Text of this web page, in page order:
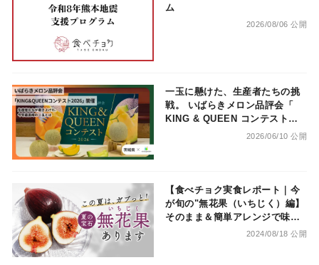
ム
2026/08/06 公開
一玉に懸けた、生産者たちの挑
戦。 いばらきメロン品評会「
KING & QUEEN コンテスト
2026/06/10 公開
【食べチョク実食レポート｜今
が旬の"無花果（いちじく）編】
そのまま＆簡単アレンジで味わ
2024/08/18 公開